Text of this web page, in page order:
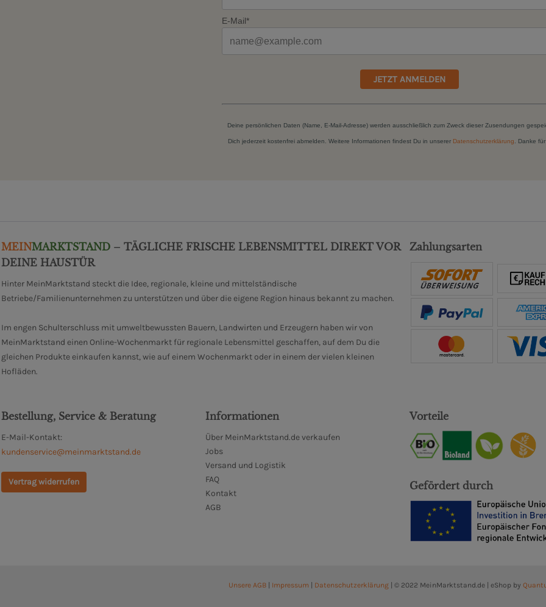
E-Mail*
JETZT ANMELDEN
Deine persönlichen Daten (Name, E-Mail-Adresse) werden ausschließlich zum Zweck dieser Zusendungen
Dich jederzeit kostenfrei abmelden. Weitere Informationen findest Du in unserer Datenschutzerklärung . Danke
MEINMARKTSTAND – TÄGLICHE FRISCHE LEBENSMITTEL DIREKT VOR
DEINE HAUSTÜR
Hinter MeinMarktstand steckt die Idee, regionale, kleine und mittelständische
Betriebe/Familienunternehmen zu unterstützen und über die eigene Region hinaus bekannt zu machen.
Im engen Schulterschluss mit umweltbewussten Bauern, Landwirten und Erzeugern haben wir von
MeinMarktstand einen Online-Wochenmarkt für regionale Lebensmittel geschaffen, auf dem Du die
gleichen Produkte einkaufen kannst, wie auf einem Wochenmarkt oder in einem der vielen kleinen
Hofläden.
Zahlungsarten
Bestellung, Service & Beratung
E-Mail-Kontakt:
kundenservice@meinmarktstand.de
Vertrag widerrufen
Informationen
Über MeinMarktstand.de verkaufen
Jobs
Versand und Logistik
FAQ
Kontakt
AGB
Vorteile
Gefördert durch
Unsere AGB Impressum Datenschutzerklärung | © 2022 MeinMarktstand.de | eShop by